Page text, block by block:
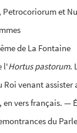
Petrocoriorum et
de La Fontaine
l'Hortus pastorum.
Roi venant assister
en vers français.
du